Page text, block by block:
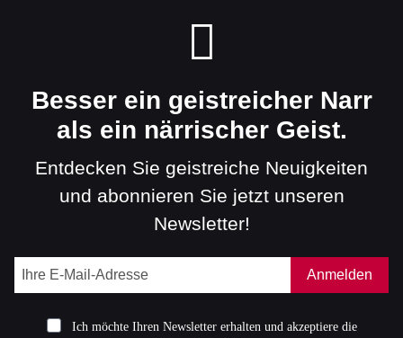
Besser ein geistreicher Narr
als ein närrischer Geist.
Entdecken Sie geistreiche Neuigkeiten
und abonnieren Sie jetzt unseren
Newsletter!
Anmelden
Ich möchte Ihren Newsletter erhalten und akzeptiere die